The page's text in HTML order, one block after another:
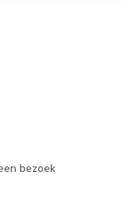
bezoek